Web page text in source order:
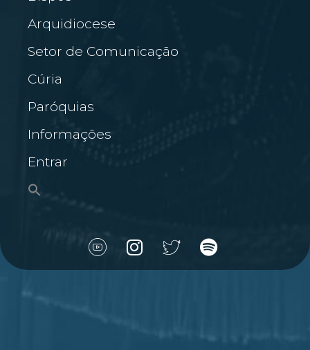
Arquidiocese
Setor de Comunicação
Cúria
Paróquias
Informações
Entrar